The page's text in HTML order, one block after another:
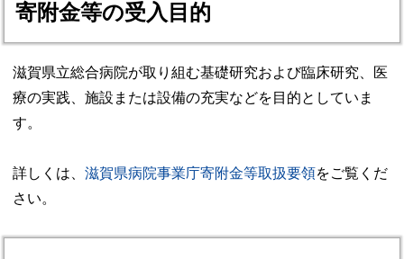
寄附金等の受入目的
滋賀県立総合病院が取り組む基礎研究および臨床研究、医
療の実践、施設または設備の充実などを目的としていま
す。
詳しくは、滋賀県病院事業庁寄附金等取扱要領をご覧くだ
さい。